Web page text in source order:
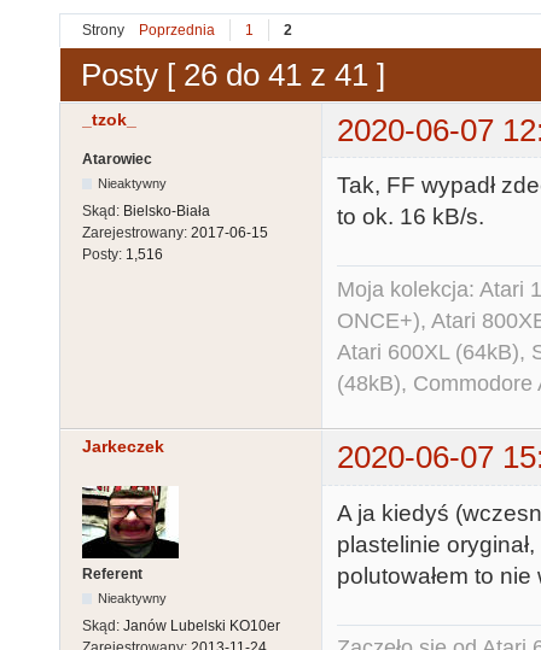
Strony Poprzednia 1 2
Posty [ 26 do 41 z 41 ]
_tzok_ 2020-06-07
Atarowiec
Nieaktywny
Skąd: Bielsko-Biała
Zarejestrowany: 2017-06-15
Posty: 1,516
Tak, FF wypadł
to ok. 16 kB/s.
Moja kolekcja: Atari
ONCE+), Atari
Atari 600XL (64kB),
(48kB),
Jarkeczek 2020-06-07
Referent
Nieaktywny
Skąd: Janów Lubelski KO10er
A ja kiedyś
plastelinie
polutowałem to nie